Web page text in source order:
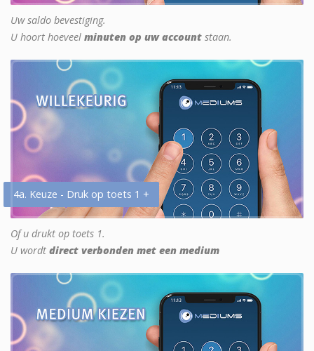
Uw saldo bevestiging.
U hoort hoeveel minuten op uw account staan.
4a. Keuze - Druk op toets 1 +
Of u drukt op toets 1.
U wordt direct verbonden met een medium